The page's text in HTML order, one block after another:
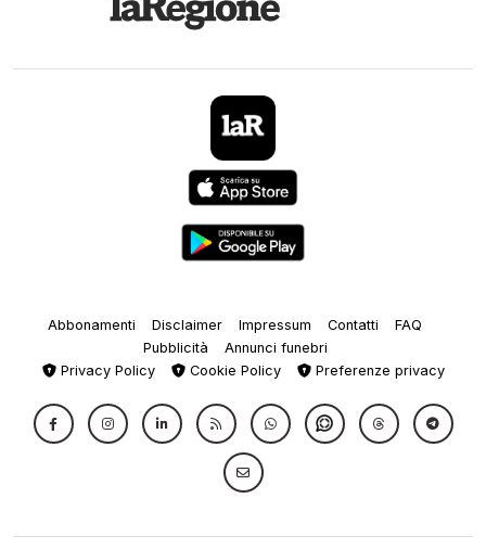
Abbonamenti Disclaimer Impressum Contatti
FAQ
Pubblicità
Annunci funebri
Privacy Policy
Cookie Policy Preferenze privacy